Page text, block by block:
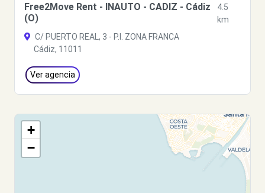
Free2Move Rent - INAUTO - CADIZ - Cádiz
(O)
4.5
km
C/ PUERTO REAL, 3 - P.I. ZONA FRANCA
Cádiz, 11011
Ver agencia
+
−